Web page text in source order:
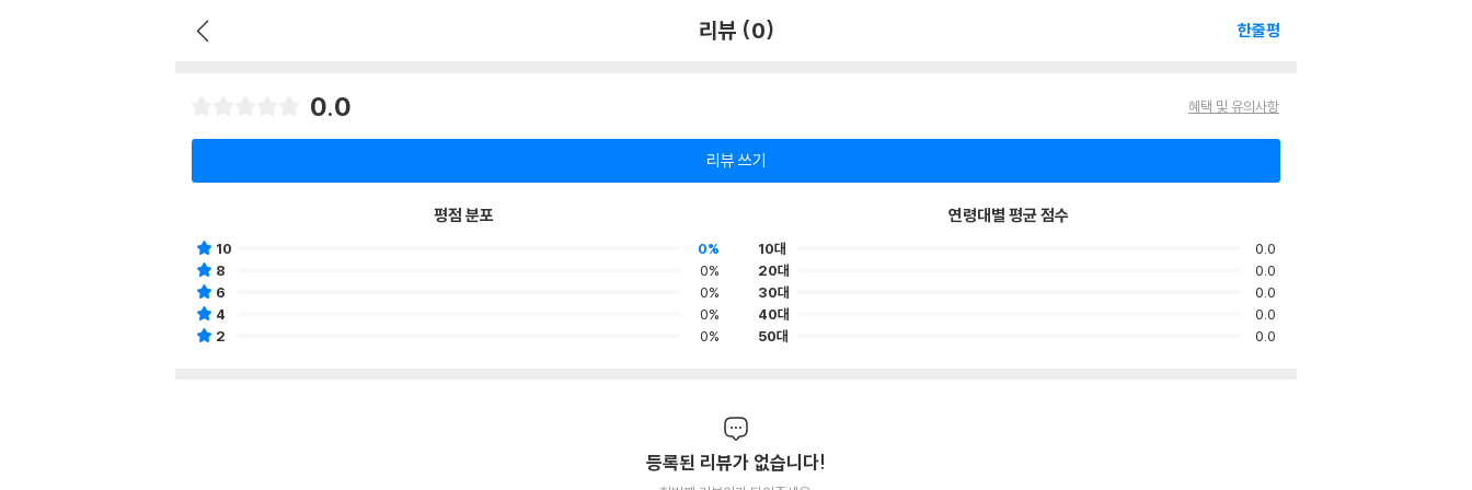
리뷰 (0) 한줄평
0.0 혜택 및 유의사항
리뷰 쓰기
평점 분포
10
0%
8
0%
6
0%
4
0%
2
0%
연령대별 평균 점수
10대
0.0
20대
0.0
30대
0.0
40대
0.0
50대
0.0
등록된 리뷰가 없습니다!